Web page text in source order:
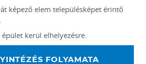
képező elem településképet érintő
kerül elhelyezésre.
FOLYAMATA